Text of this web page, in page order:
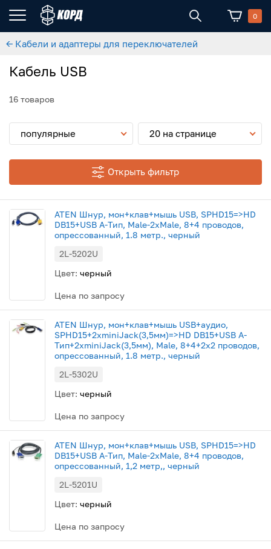
0
← Кабели и адаптеры для переключателей
Кабель USB
16 товаров
популярные 20 на странице
Открыть фильтр
ATEN Шнур, мон+клав+мышь USB, SPHD15=>HD
DB15+USB A-Тип, Male-2xMale, 8+4 проводов,
опрессованный, 1.8 метр., черный
2L-5202U
Цвет: черный
Цена по запросу
ATEN Шнур, мон+клав+мышь USB+аудио,
SPHD15+2xminiJack(3,5мм)=>HD DB15+USB A-
Тип+2xminiJack(3,5мм), Male, 8+4+2x2 проводов,
опрессованный, 1.8 метр., черный
2L-5302U
Цвет: черный
Цена по запросу
ATEN Шнур, мон+клав+мышь USB, SPHD15=>HD
DB15+USB A-Тип, Male-2xMale, 8+4 проводов,
опрессованный, 1,2 метр,, черный
2L-5201U
Цвет: черный
Цена по запросу